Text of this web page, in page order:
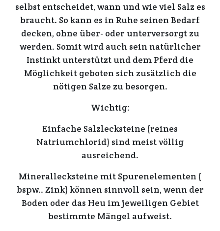
selbst entscheidet, wann undwie viel Salz es
braucht. So kann es in Ruhe seinen Bedarf
decken, ohne über- oder unterversorgtzu
werden. Somit wird auch sein natürlicher
Instinktunterstützt und dem Pferd die
Möglichkeitgeboten sich zusätzlich die
nötigen Salze zu besorgen.
Wichtig:
Einfache Salzlecksteine (reines
Natriumchlorid) sindmeistvöllig
ausreichend.
Minerallecksteine mit Spurenelementen (
bspw.. Zink) können sinnvoll sein, wenn der
Boden oder das Heu im jeweiligen Gebiet
bestimmte Mängel aufweist.